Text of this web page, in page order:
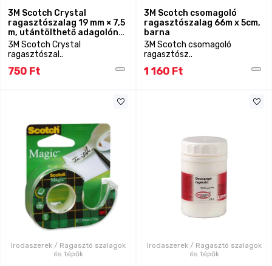
3M Scotch Crystal
ragasztószalag 19 mm × 7,5
m, utántölthető adagolón
(régi cikkszám:
70071169877)
3M Scotch Crystal
ragasztószal..
750 Ft
3M Scotch csomagoló
ragasztószalag 66m x 5cm,
barna
3M Scotch csomagoló
ragasztósz..
1 160 Ft
Irodaszerek / Ragasztó szalagok
és tépők
Irodaszerek / Ragasztó szalagok
és tépők